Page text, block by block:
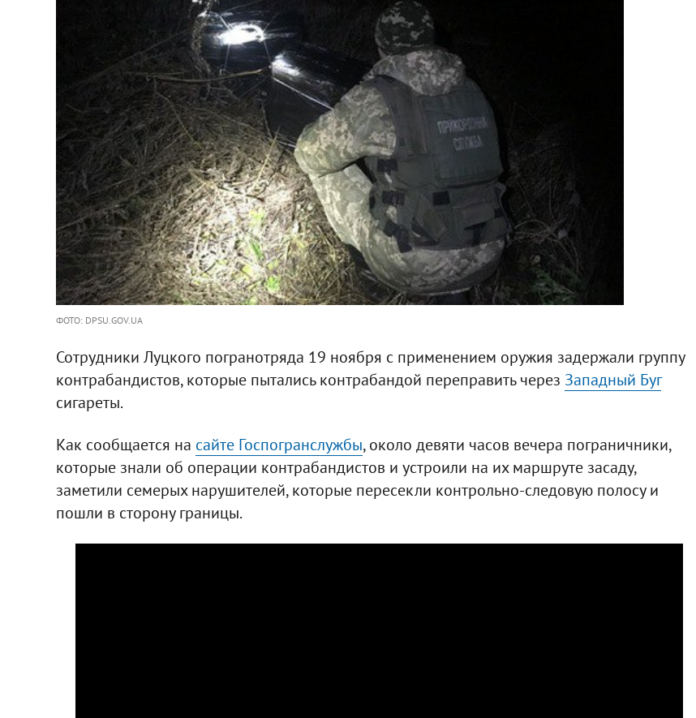
ФОТО: DPSU.GOV.UA
Сотрудники Луцкого погранотряда 19 ноября с применением оружия задержали группу
контрабандистов, которые пытались контрабандой переправить через Западный Буг
сигареты.
Как сообщается на сайте Госпогранслужбы, около девяти часов вечера пограничники,
которые знали об операции контрабандистов и устроили на их маршруте засаду,
заметили семерых нарушителей, которые пересекли контрольно-следовую полосу и
пошли в сторону границы.